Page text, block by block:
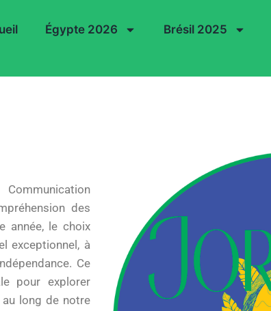
Égypte 2026 Brésil 2025
des
année, le choix
exceptionnel, à
Ce
pour explorer
au long de notre